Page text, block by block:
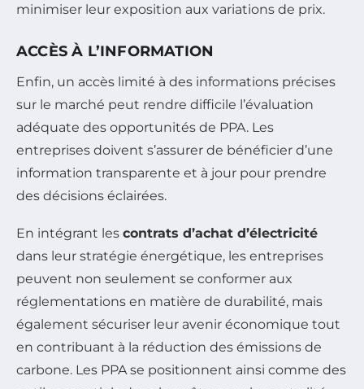
minimiser leur exposition aux variations de prix.
ACCÈS À L’INFORMATION
Enfin, un accès limité à des informations précises
sur le marché peut rendre difficile l’évaluation
adéquate des opportunités de PPA. Les
entreprises doivent s’assurer de bénéficier d’une
information transparente et à jour pour prendre
des décisions éclairées.
En intégrant les contrats d’achat d’électricité
dans leur stratégie énergétique, les entreprises
peuvent non seulement se conformer aux
réglementations en matière de durabilité, mais
également sécuriser leur avenir économique tout
en contribuant à la réduction des émissions de
carbone. Les PPA se positionnent ainsi comme des